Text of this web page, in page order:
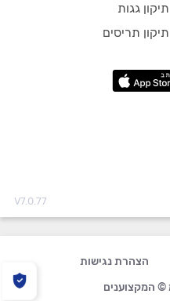
תיקון גגות
תיקון תריסים
V7.0.77
הצהרת נגישות
© המקצוענים